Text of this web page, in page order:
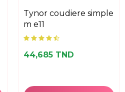
tynor coudiere simple
m e11
44,685 TND